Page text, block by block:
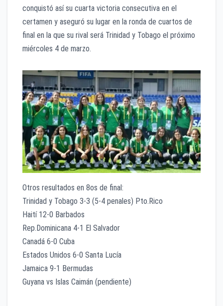
conquistó así su cuarta victoria consecutiva en el
certamen y aseguró su lugar en la ronda de cuartos de
final en la que su rival será Trinidad y Tobago el próximo
miércoles 4 de marzo.
Otros resultados en 8os de final:
Trinidad y Tobago 3-3 (5-4 penales) Pto.Rico
Haití 12-0 Barbados
Rep.Dominicana 4-1 El Salvador
Canadá 6-0 Cuba
Estados Unidos 6-0 Santa Lucía
Jamaica 9-1 Bermudas
Guyana vs Islas Caimán (pendiente)